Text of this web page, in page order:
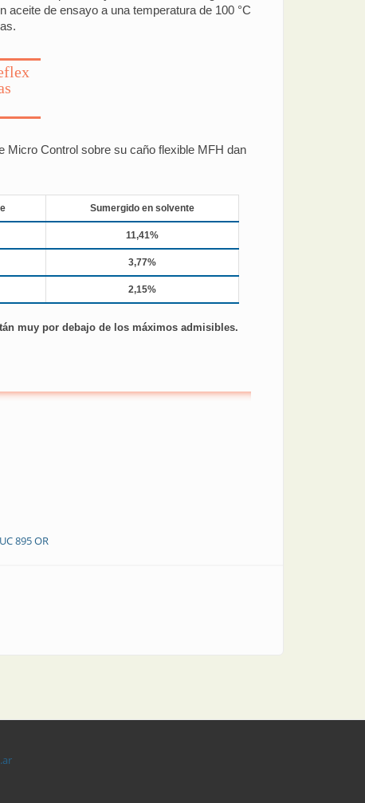
de ensayo a una temperatura de 100 °C
Micro Control sobre su caño flexible MFH dan
Sumergido en solvente
11,41%
3,77%
2,15%
muy por debajo de los máximos admisibles.
895 OR